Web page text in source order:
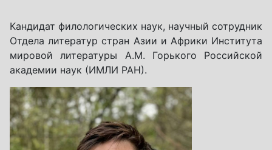
Кандидат филологических наук, научный сотрудник
Отдела литератур стран Азии и Африки Института
мировой литературы А.М. Горького Российской
академии наук (ИМЛИ РАН).